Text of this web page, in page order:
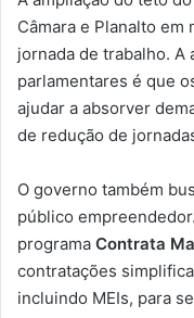
Câmara e Planalto em
jornada de trabalho. A
parlamentares é que
ajudar a absorver
de redução de
O governo também
público
programa Contrata
contratações
incluindo MEIs, para